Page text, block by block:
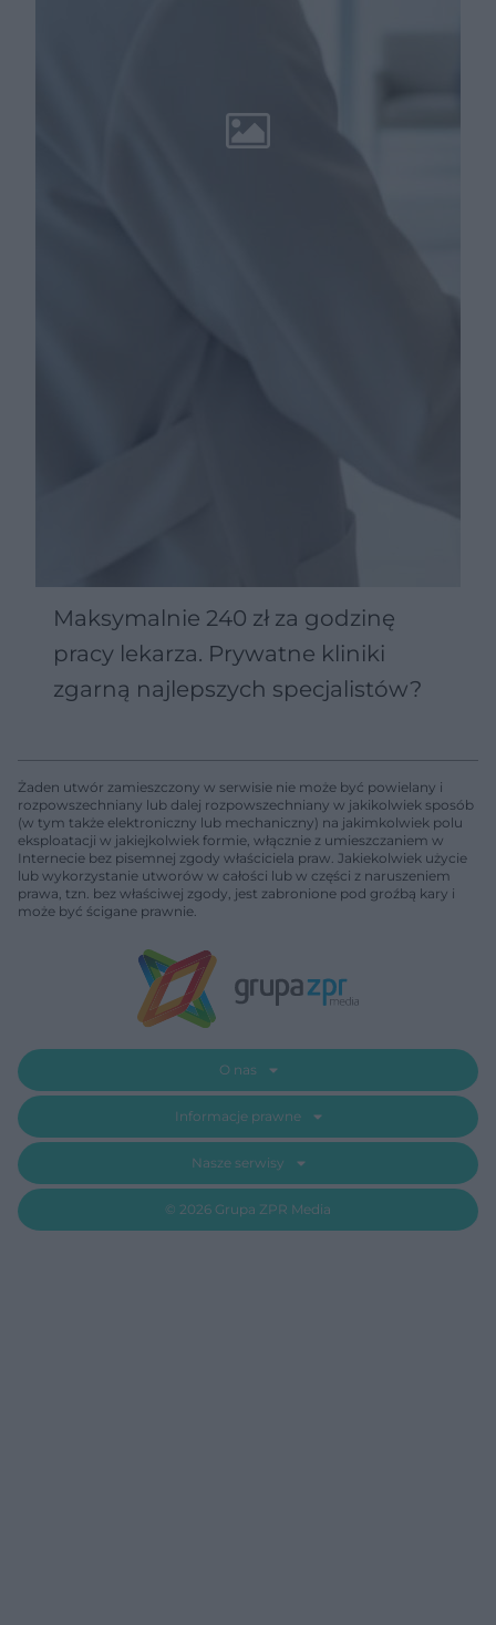
Maksymalnie 240 zł za godzinę
pracy lekarza. Prywatne kliniki
zgarną najlepszych specjalistów?
Żaden utwór zamieszczony w serwisie nie może być powielany i
rozpowszechniany lub dalej rozpowszechniany w jakikolwiek sposób
(w tym także elektroniczny lub mechaniczny) na jakimkolwiek polu
eksploatacji w jakiejkolwiek formie, włącznie z umieszczaniem w
Internecie bez pisemnej zgody właściciela praw. Jakiekolwiek użycie
lub wykorzystanie utworów w całości lub w części z naruszeniem
prawa, tzn. bez właściwej zgody, jest zabronione pod groźbą kary i
może być ścigane prawnie.
O nas
Informacje prawne
Nasze serwisy
© 2026 Grupa ZPR Media